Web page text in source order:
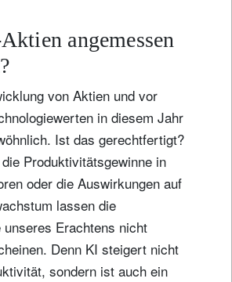
angemessen
von Aktien und vor
in diesem Jahr
Ist das gerechtfertigt?
Produktivitätsgewinne in
oder die Auswirkungen auf
lassen die
unseres Erachtens nicht
Denn KI steigert nicht
sondern ist auch ein